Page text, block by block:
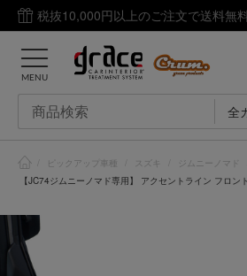
税抜10,000円以上のご注文で送料無
全
MENU
ピックアップ車種 スズキ ジムニーノマド
【JC74ジムニーノマド専用】 アクセントライン フロン